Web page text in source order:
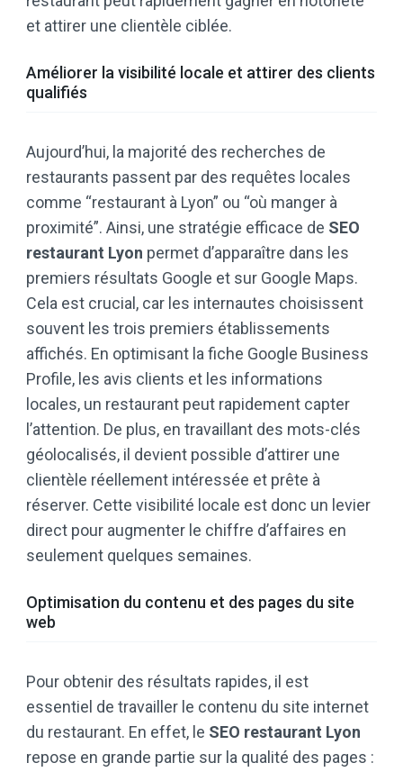
et attirer une clientèle ciblée.
Améliorer la visibilité locale et attirer des clients
qualifiés
Aujourd’hui, la majorité des recherches de
restaurants passent par des requêtes locales
comme “restaurant à Lyon” ou “où manger à
proximité”. Ainsi, une stratégie efficace de SEO
restaurant Lyon permet d’apparaître dans les
premiers résultats Google et sur Google Maps.
Cela est crucial, car les internautes choisissent
souvent les trois premiers établissements
affichés. En optimisant la fiche Google Business
Profile, les avis clients et les informations
locales, un restaurant peut rapidement capter
l’attention. De plus, en travaillant des mots-clés
géolocalisés, il devient possible d’attirer une
clientèle réellement intéressée et prête à
réserver. Cette visibilité locale est donc un levier
direct pour augmenter le chiffre d’affaires en
seulement quelques semaines.
Optimisation du contenu et des pages du site
web
Pour obtenir des résultats rapides, il est
essentiel de travailler le contenu du site internet
du restaurant. En effet, le SEO restaurant Lyon
repose en grande partie sur la qualité des pages :